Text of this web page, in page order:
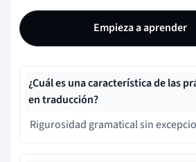
Empieza a aprender
¿Cuál es una característica de las
en traducción?
Rigurosidad gramatical sin